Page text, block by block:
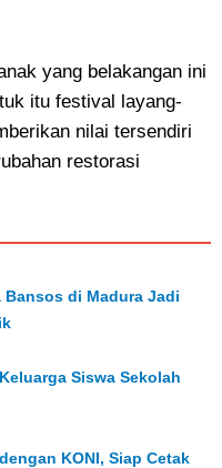
yang belakangan ini
itu festival layang-
nilai tersendiri
restorasi
Bansos di Madura Jadi
Siswa Sekolah
KONI, Siap Cetak